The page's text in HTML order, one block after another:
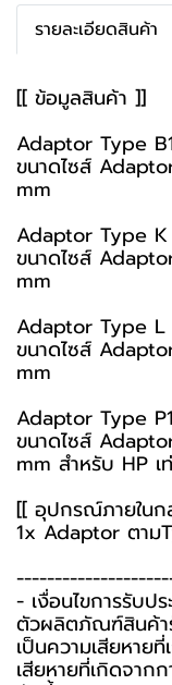
รายละเอียดสินค้า
[[ ข้อมูลสินค้า ]]
Adaptor Type
ขนาดไซส์
mm
Adaptor Type K
ขนาดไซส์
mm
Adaptor Type L
ขนาดไซส์
mm
Adaptor Type P1
ขนาดไซส์
mm สำหรับ HP เ
[[ อุปกรณ์ภายใน
1x Adaptor ตาม
-️ เงื่อนไขการรับป
ตัวผลิตภัณฑ์สินค้า
เป็นความเสียหาย
เสียหายที่เกิดจาก